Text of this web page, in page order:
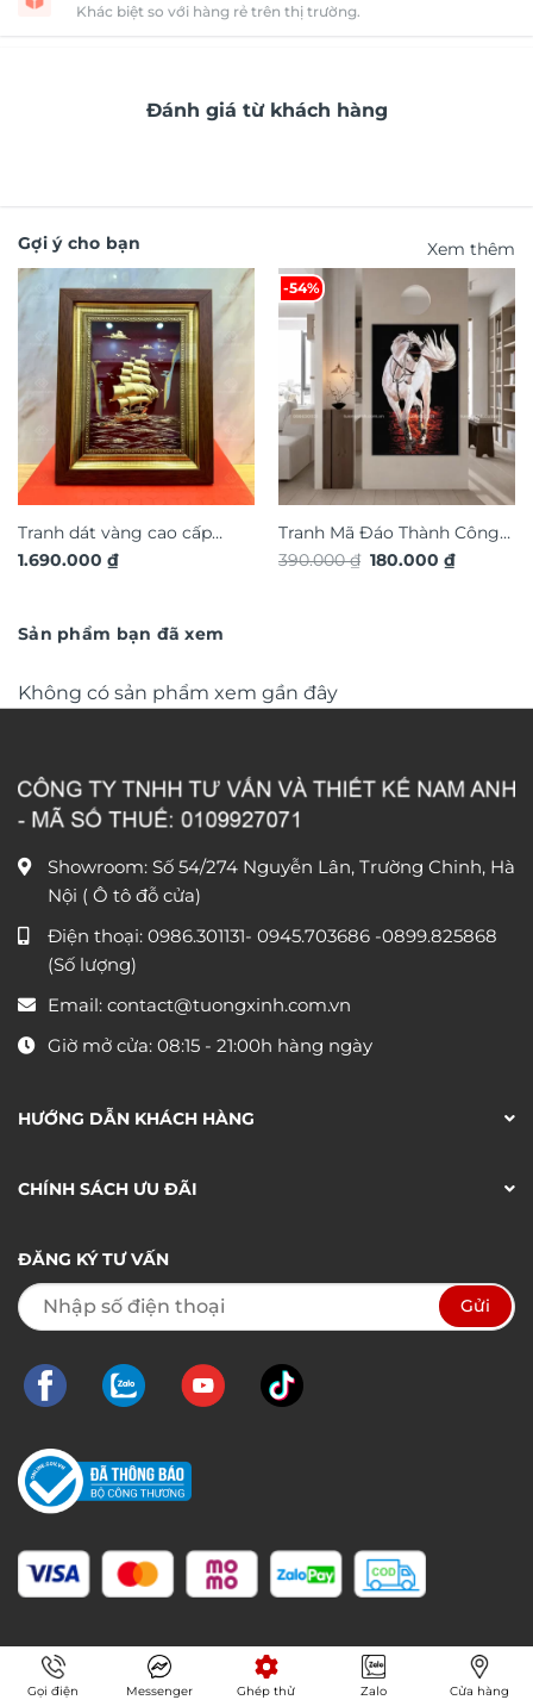
Khác biệt so với hàng rẻ trên thị trường.
Đánh giá từ khách hàng
Gợi ý cho bạn Xem thêm
Tranh dát vàng cao cấp
thuận buồm xuôi gió TDV19
1.690.000 ₫
-54%
Tranh Mã Đáo Thành Công
TG4924S
390.000₫ Giá
180.000₫Giá
Sản phẩm bạn đã xem
Không có sản phẩm xem gần đây
Showroom: Số 54/274 Nguyễn Lân, Trường Chinh, Hà
Nội ( Ô tô đỗ cửa)
Điện thoại: 0986.301131- 0945.703686 -0899.825868
(Số lượng)
Email: contact@tuongxinh.com.vn
Giờ mở cửa: 08:15 - 21:00h hàng ngày
HƯỚNG DẪN KHÁCH HÀNG
CHÍNH SÁCH ƯU ĐÃI
ĐĂNG KÝ TƯ VẤN
Gọi điện Messenger Ghép thử Zalo Cửa hàng